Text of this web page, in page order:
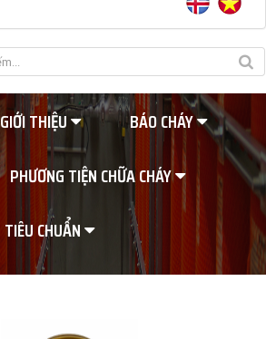
GIỚI THIỆU
BÁO CHÁY
PHƯƠNG TIỆN CHỮA CHÁY
TIÊU CHUẨN